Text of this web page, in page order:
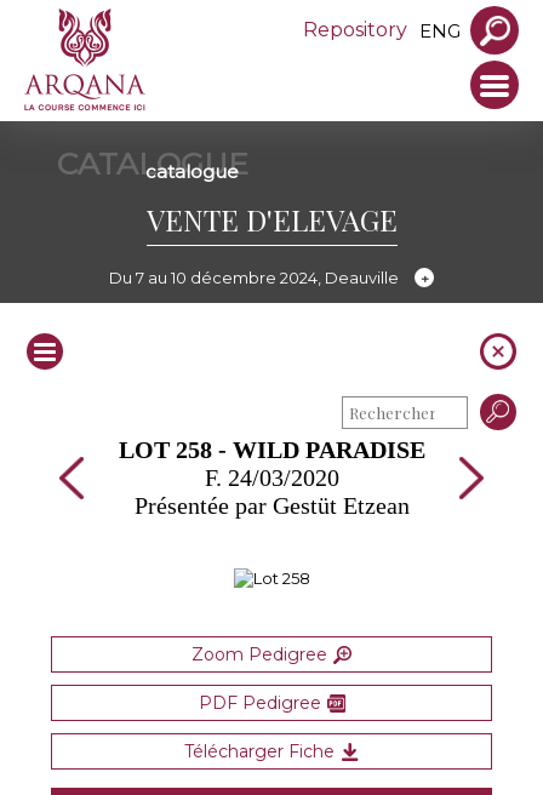
Repository ENG
CATALOGUE
catalogue
VENTE D'ELEVAGE
Du 7 au 10 décembre 2024, Deauville
LOT 258 - WILD PARADISE
F. 24/03/2020
Présentée par Gestüt Etzean
Zoom Pedigree
PDF Pedigree
Télécharger Fiche